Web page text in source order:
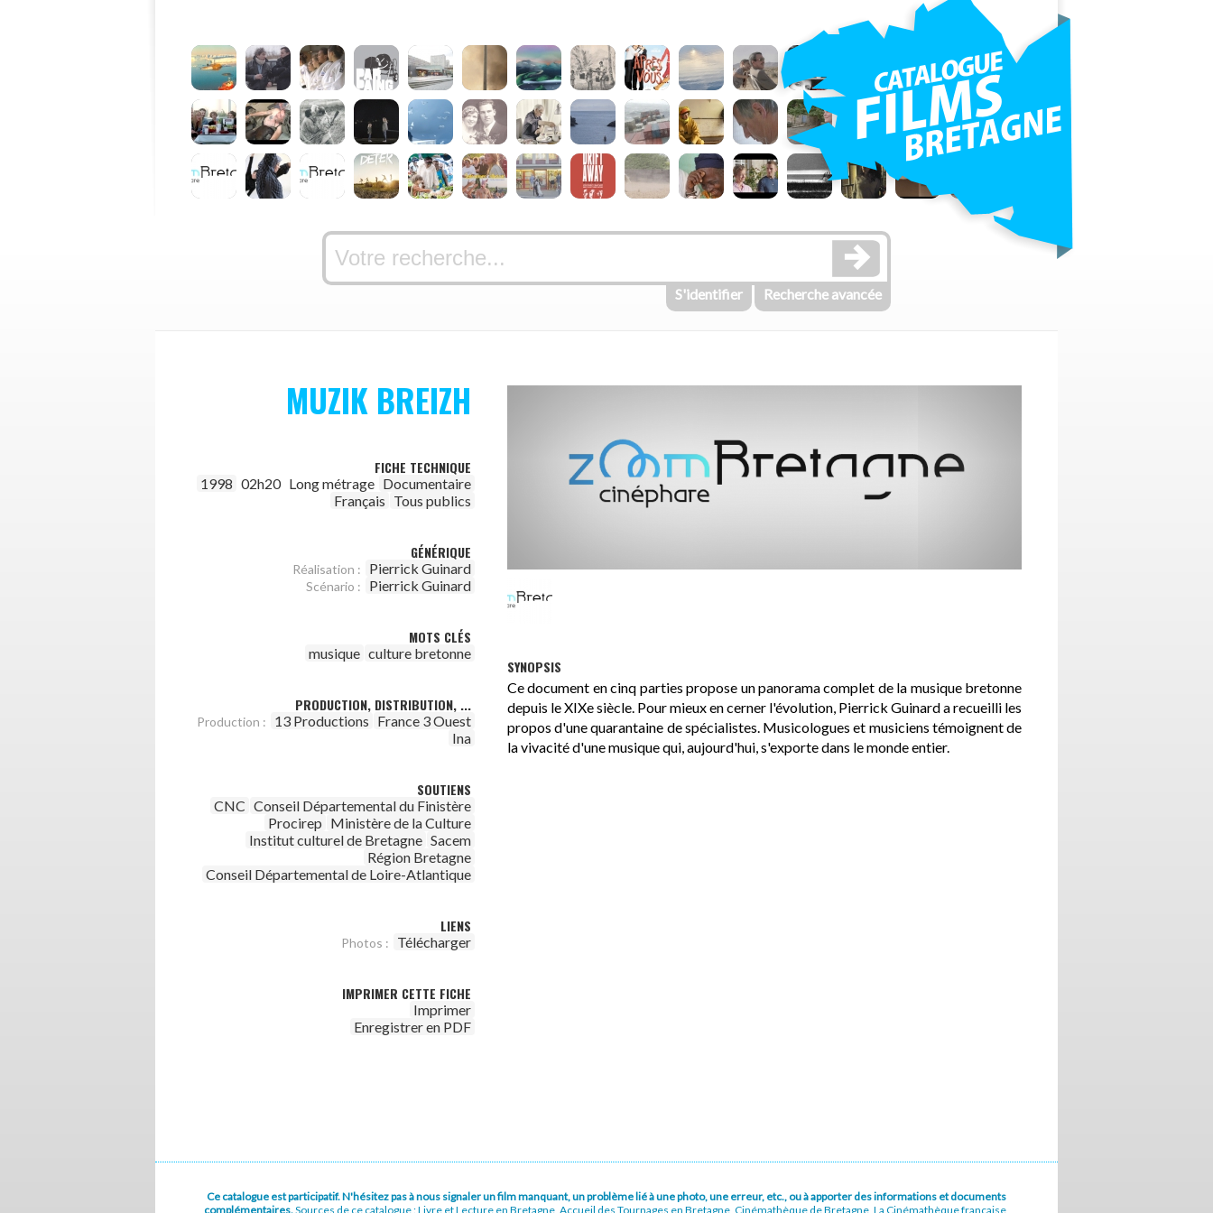
S'identifier Recherche avancée
MUZIK BREIZH
FICHE TECHNIQUE
1998 02h20 Long métrage Documentaire
Français Tous publics
GÉNÉRIQUE
Réalisation : Pierrick Guinard
Scénario : Pierrick Guinard
MOTS CLÉS
musique culture bretonne
PRODUCTION, DISTRIBUTION, ...
Production : 13 Productions France 3 Ouest
Ina
SOUTIENS
CNC Conseil Départemental du Finistère
Procirep Ministère de la Culture
Institut culturel de Bretagne Sacem
Région Bretagne
Conseil Départemental de Loire-Atlantique
LIENS
Photos : Télécharger
IMPRIMER CETTE FICHE
Imprimer
Enregistrer en PDF
SYNOPSIS
Ce document en cinq parties propose un panorama complet de la musique bretonne
depuis le XIXe siècle. Pour mieux en cerner l'évolution, Pierrick Guinard a recueilli les
propos d'une quarantaine de spécialistes. Musicologues et musiciens témoignent de
la vivacité d'une musique qui, aujourd'hui, s'exporte dans le monde entier.
Ce catalogue est participatif. N'hésitez pas à nous signaler un film manquant, un problème lié à une photo, une erreur, etc., ou à apporter des informations et documents
complémentaires.Sources de ce catalogue : Livre et Lecture en Bretagne, Accueil des Tournages en Bretagne, Cinémathèque de Bretagne, La Cinémathèque française,